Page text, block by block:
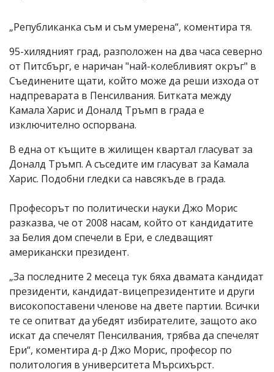
„Републиканка съм и съм умерена“, коментира тя.
95-хилядният град, разположен на два часа северно
от Питсбърг, е наричан "най-колебливият окръг" в
Съединените щати, който може да реши изхода от
надпреварата в Пенсилвания. Битката между
Камала Харис и Доналд Тръмп в града е
изключително оспорвана.
В една от къщите в жилищен квартал гласуват за
Доналд Тръмп. А съседите им гласуват за Камала
Харис. Подобни гледки са навсякъде в града.
Професорът по политически науки Джо Морис
разказва, че от 2008 насам, който от кандидатите
за Белия дом спечели в Ери, е следващият
американски президент.
„За последните 2 месеца тук бяха двамата кандидат
президенти, кандидат-вицепрезидентите и други
високопоставени членове на двете партии. Всички
те се опитват да убедят избирателите, защото ако
искат да спечелят Пенсилвания, трябва да спечелят
Ери“, коментира д-р Джо Морис, професор по
политология в университета Мърсихърст.